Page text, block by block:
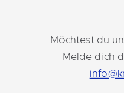
Möchtest du
Melde dich